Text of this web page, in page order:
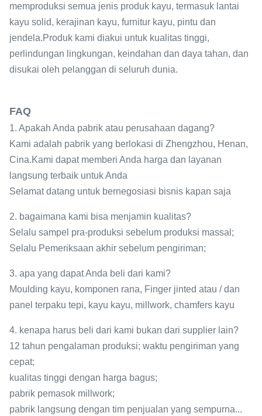
memproduksi semua jenis produk kayu, termasuk lantai
kayu solid, kerajinan kayu, furnitur kayu, pintu dan
jendela.Produk kami diakui untuk kualitas tinggi,
perlindungan lingkungan, keindahan dan daya tahan, dan
disukai oleh pelanggan di seluruh dunia.
FAQ
1. Apakah Anda pabrik atau perusahaan dagang?
Kami adalah pabrik yang berlokasi di Zhengzhou, Henan,
Cina.Kami dapat memberi Anda harga dan layanan
langsung terbaik untuk Anda
Selamat datang untuk bernegosiasi bisnis kapan saja
2. bagaimana kami bisa menjamin kualitas?
Selalu sampel pra-produksi sebelum produksi massal;
Selalu Pemeriksaan akhir sebelum pengiriman;
3. apa yang dapat Anda beli dari kami?
Moulding kayu, komponen rana, Finger jinted atau / dan
panel terpaku tepi, kayu kayu, millwork, chamfers kayu
4. kenapa harus beli dari kami bukan dari supplier lain?
12 tahun pengalaman produksi; waktu pengiriman yang
cepat;
kualitas tinggi dengan harga bagus;
pabrik pemasok millwork;
pabrik langsung dengan tim penjualan yang sempurna...